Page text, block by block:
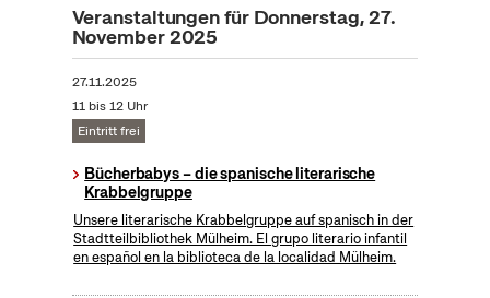
Veranstaltungen für Donnerstag, 27.
November 2025
27.11.2025
11 bis 12 Uhr
Eintritt frei
Bücherbabys – die spanische literarische
Krabbelgruppe
Unsere literarische Krabbelgruppe auf spanisch in der
Stadtteilbibliothek Mülheim. El grupo literario infantil
en español en la biblioteca de la localidad Mülheim.